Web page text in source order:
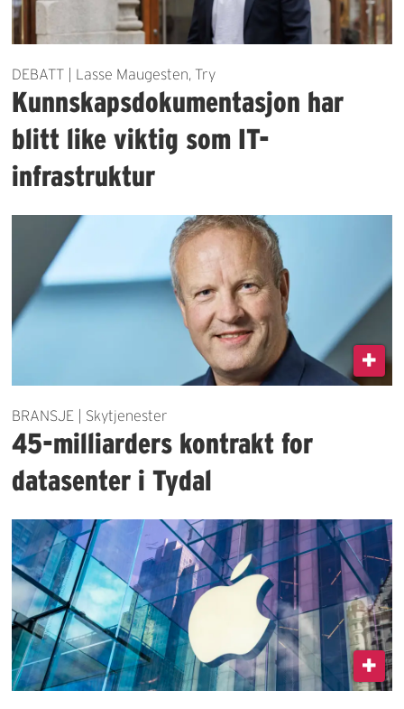
DEBATT | Lasse Maugesten, Try
Kunnskapsdokumentasjon har
blitt like viktig som IT-
infrastruktur
BRANSJE | Skytjenester
45-milliarders kontrakt for
datasenter i Tydal